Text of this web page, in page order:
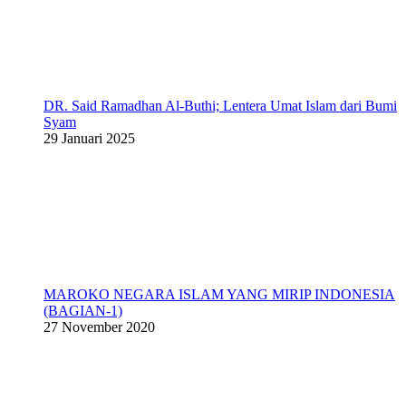
DR. Said Ramadhan Al-Buthi; Lentera Umat Islam dari Bumi
Syam
29 Januari 2025
MAROKO NEGARA ISLAM YANG MIRIP INDONESIA
(BAGIAN-1)
27 November 2020